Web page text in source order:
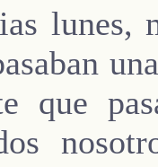
lunes,
que